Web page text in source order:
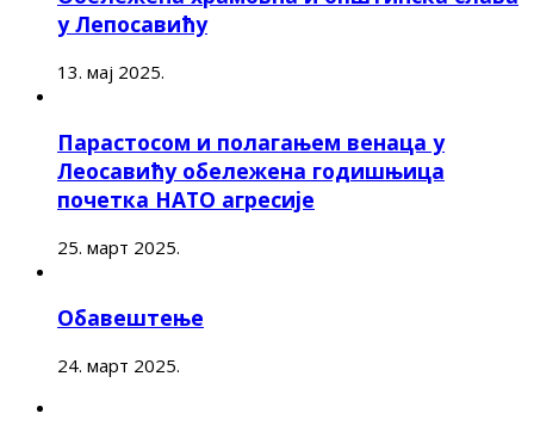
у Лепосавићу
13. мај 2025.
Парастосом и полагањем венаца у
Леосавићу обележена годишњица
почетка НАТО агресије
25. март 2025.
Обавештење
24. март 2025.